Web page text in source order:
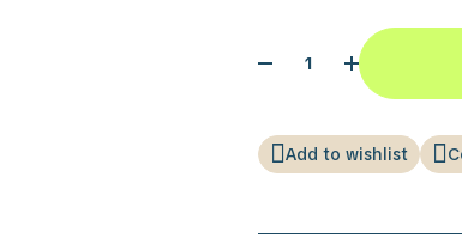
Add to wishlist